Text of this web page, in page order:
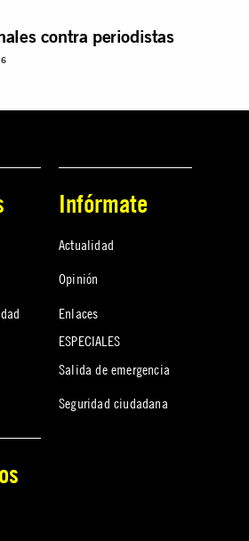
contra periodistas
Infórmate
Actualidad
Opinión
Enlaces
ESPECIALES
Salida de emergencia
Seguridad ciudadana